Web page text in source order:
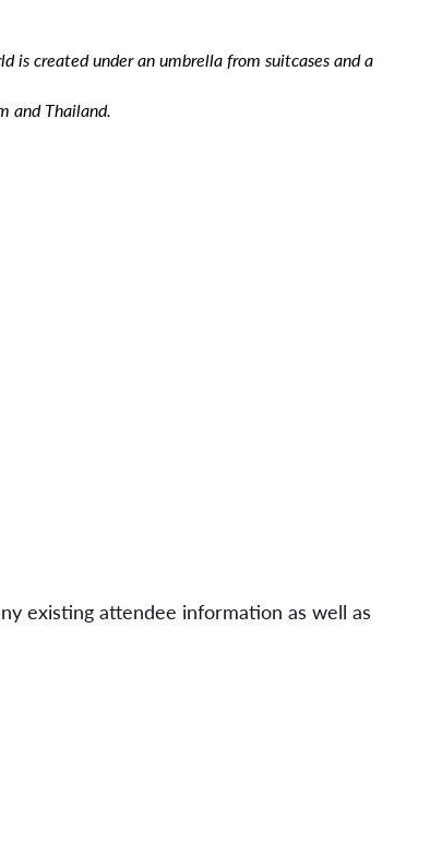
is created under an umbrella from suitcases and a
and Thailand.
existing attendee information as well as